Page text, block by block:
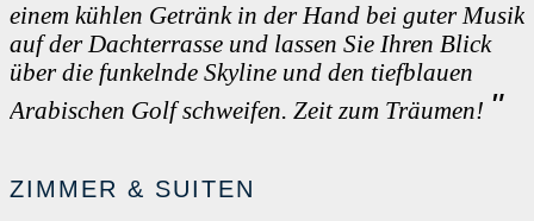
einem kühlen Getränk in der Hand bei guter Musik
auf der Dachterrasse und lassen Sie Ihren Blick
über die funkelnde Skyline und den tiefblauen
Arabischen Golf schweifen. Zeit zum Träumen!
ZIMMER & SUITEN